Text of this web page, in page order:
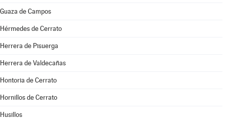
Guaza de Campos
Hérmedes de Cerrato
Herrera de Pisuerga
Herrera de Valdecañas
Hontoria de Cerrato
Hornillos de Cerrato
Husillos